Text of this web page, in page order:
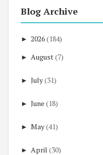
Blog Archive
► 2026(184)
► August(7)
► July(31)
► June (18)
► May(41)
► April (30)